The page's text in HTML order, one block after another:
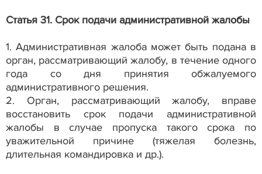
Статья 31. Срок подачи административной жалобы
1. Административная жалоба может быть подана в
орган, рассматривающий жалобу, в течение одного
года со дня принятия обжалуемого
административного решения.
2. Орган, рассматривающий жалобу, вправе
восстановить срок подачи административной
жалобы в случае пропуска такого срока по
уважительной причине (тяжелая болезнь,
длительная командировка и др.).